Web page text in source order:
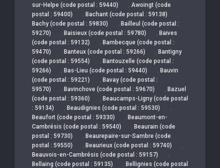
sur-Helpe (code postal : 59440)
, Awoingt (code
postal : 59400)
, Bachant (code postal : 59138) ,
Bachy (code postal : 59830) , Bailleul (code postal :
59270)
, Baisieux (code postal : 59780) , Baives
(code postal : 59132)
, Bambecque (code postal :
59470)
, Banteux (code postal : 59266) , Bantigny
(code postal : 59554)
, Bantouzelle (code postal :
59266)
, Bas-Lieu (code postal : 59440) , Bauvin
(code postal : 59221)
, Bavay (code postal :
59570)
, Bavinchove (code postal : 59670) , Bazuel
(code postal : 59360)
, Beaucamps-Ligny (code postal
: 59134)
, Beaudignies (code postal : 59530) ,
Beaufort (code postal : 59330) , Beaumont-en-
Cambrésis (code postal : 59540)
, Beaurain (code
postal : 59730)
, Beaurepaire-sur-Sambre (code
postal : 59550)
, Beaurieux (code postal : 59740) ,
Beauvois-en-Cambrésis (code postal : 59157) ,
Bellaing (code postal : 59135) , Bellignies (code postal